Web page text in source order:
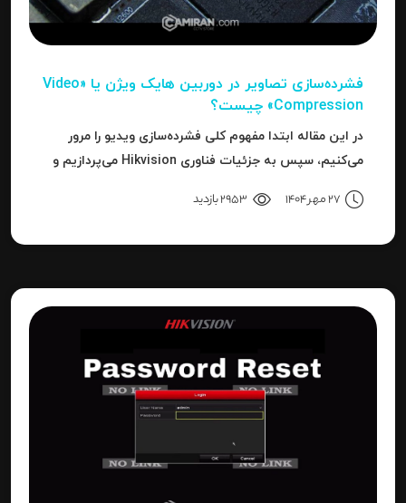
فشرده‌سازی تصاویر در دوربین‌ هایک ویژن یا «Video
Compression» چیست؟
در این مقاله ابتدا مفهوم کلی فشرده‌سازی ویدیو را مرور
می‌کنیم، سپس به جزئیات فناوری Hikvision می‌پردازیم و
نتیجه می‌رسیم.
27 مهر 1404 2953 بازدید